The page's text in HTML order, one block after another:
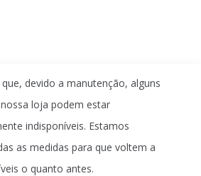
devido a manutenção, alguns
loja podem estar
indisponíveis. Estamos
as medidas para que voltem a
o quanto antes.